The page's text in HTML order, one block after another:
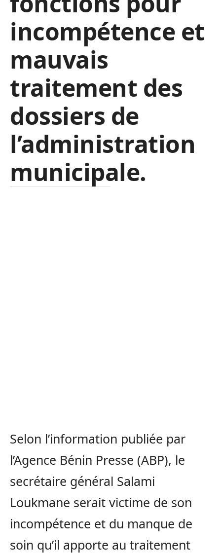
incompétence et
mauvais
traitement des
dossiers de
l’administration
municipale.
Selon l’information publiée par
l’Agence Bénin Presse (ABP), le
secrétaire général Salami
Loukmane serait victime de son
incompétence et du manque de
soin qu’il apporte au traitement